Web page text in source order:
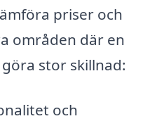
priser och
områden där en
stor skillnad:
och